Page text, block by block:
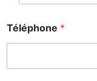
Téléphone *